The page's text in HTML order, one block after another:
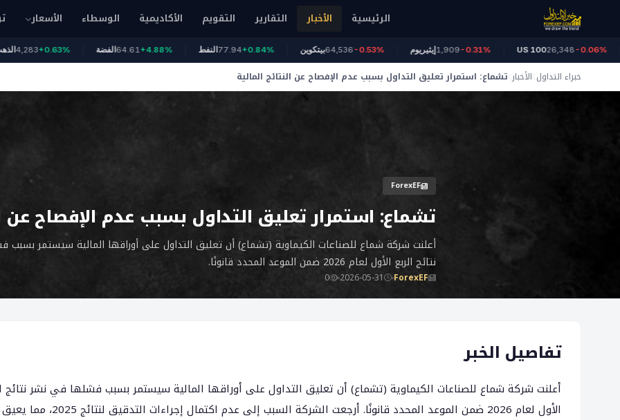
الرئيسية الأخبار التقارير التقويم الأكاديمية الوسطاء الأسعار
+0.63% الفضة64.61+4.88% النفط77.94+0.84% بيتكوين64,536-0.53% إيثيريوم1,909-0.31% US 10026,348-0.06%
خبراء التداول الأخبار تشماع: استمرار تعليق التداول بسبب عدم الإفصاح عن النتائج المالية
ForexEF
تشماع: استمرار تعليق التداول بسبب عدم الإفصاح عن
أعلنت شركة شماع للصناعات الكيماوية (تشماع) أن تعليق التداول على أوراقها المالية سيستمر
نتائج الربع الأول لعام 2026 ضمن الموعد المحدد قانونًا.
ForexEF
2026-05-31
0
تفاصيل الخبر
أعلنت شركة شماع للصناعات الكيماوية (تشماع) أن تعليق التداول على أوراقها المالية سيستمر بسبب فشلها في نشر نتائج
الأول لعام 2026 ضمن الموعد المحدد قانونًا. أرجعت الشركة السبب إلى عدم اكتمال إجراءات التدقيق لنتائج 2025، مما يعيق